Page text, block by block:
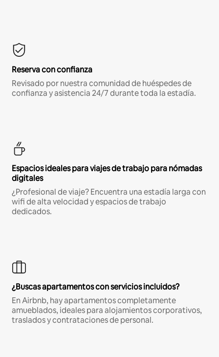
Reserva con confianza
Revisado por nuestra comunidad de huéspedes de
confianza y asistencia 24/7 durante toda la estadía.
Espacios ideales para viajes de trabajo para nómadas
digitales
¿Profesional de viaje? Encuentra una estadía larga con
wifi de alta velocidad y espacios de trabajo
dedicados.
¿Buscas apartamentos con servicios incluidos?
En Airbnb, hay apartamentos completamente
amueblados, ideales para alojamientos corporativos,
traslados y contrataciones de personal.